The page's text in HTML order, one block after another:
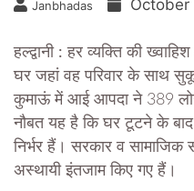
Janbhadas October
हल्द्वानी :हर व्यक्ति की
घर जहां वह परिवार के साथ
कुमाऊं में आई आपदा ने 389
नौबत यह है कि घर टूटने के
निर्भर हैं। सरकार व
अस्थायी इंतजाम किए गए हैं।